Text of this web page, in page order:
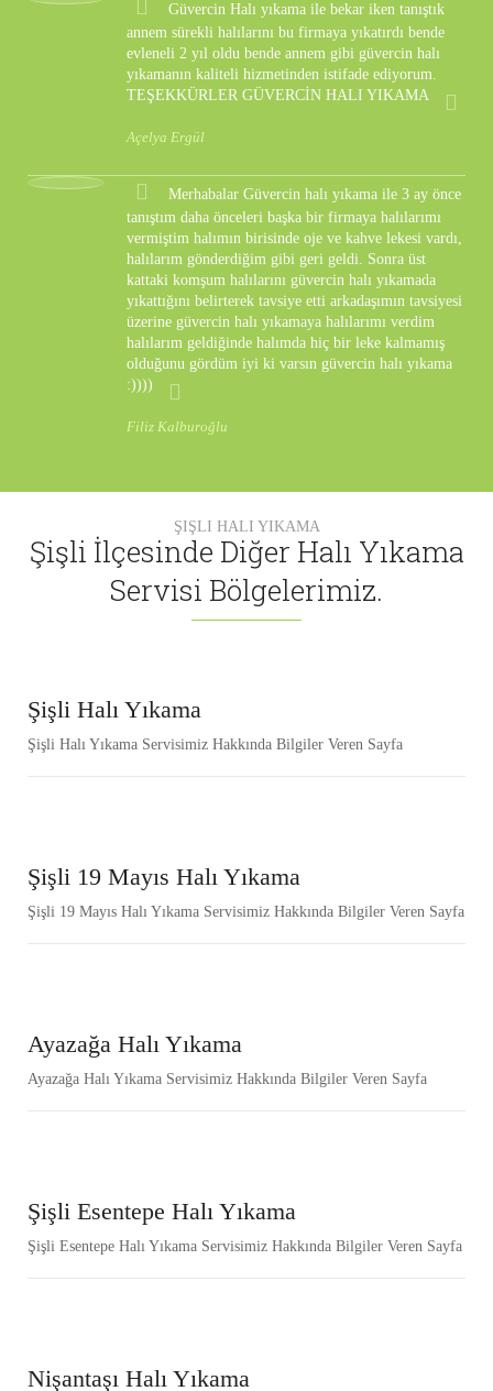
Güvercin Halı yıkama ile bekar iken tanıştık
annem sürekli halılarını bu firmaya yıkatırdı bende
evleneli 2 yıl oldu bende annem gibi güvercin halı
yıkamanın kaliteli hizmetinden istifade ediyorum.
TEŞEKKÜRLER GÜVERCİN HALI YIKAMA
Açelya Ergül
Merhabalar Güvercin halı yıkama ile 3 ay önce
tanıştım daha önceleri başka bir firmaya halılarımı
vermiştim halımın birisinde oje ve kahve lekesi vardı,
halılarım gönderdiğim gibi geri geldi. Sonra üst
kattaki komşum halılarını güvercin halı yıkamada
yıkattığını belirterek tavsiye etti arkadaşımın tavsiyesi
üzerine güvercin halı yıkamaya halılarımı verdim
halılarım geldiğinde halımda hiç bir leke kalmamış
olduğunu gördüm iyi ki varsın güvercin halı yıkama
:))))
Filiz Kalburoğlu
ŞİŞLİ HALI YIKAMA
Şişli İlçesinde Diğer Halı Yıkama
Servisi Bölgelerimiz.
Şişli Halı Yıkama
Şişli Halı Yıkama Servisimiz Hakkında Bilgiler Veren Sayfa
Şişli 19 Mayıs Halı Yıkama
Şişli 19 Mayıs Halı Yıkama Servisimiz Hakkında Bilgiler Veren Sayfa
Ayazağa Halı Yıkama
Ayazağa Halı Yıkama Servisimiz Hakkında Bilgiler Veren Sayfa
Şişli Esentepe Halı Yıkama
Şişli Esentepe Halı Yıkama Servisimiz Hakkında Bilgiler Veren Sayfa
Nişantaşı Halı Yıkama